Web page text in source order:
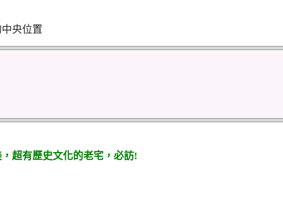
央位置
超有歷史文化的老宅，必訪!